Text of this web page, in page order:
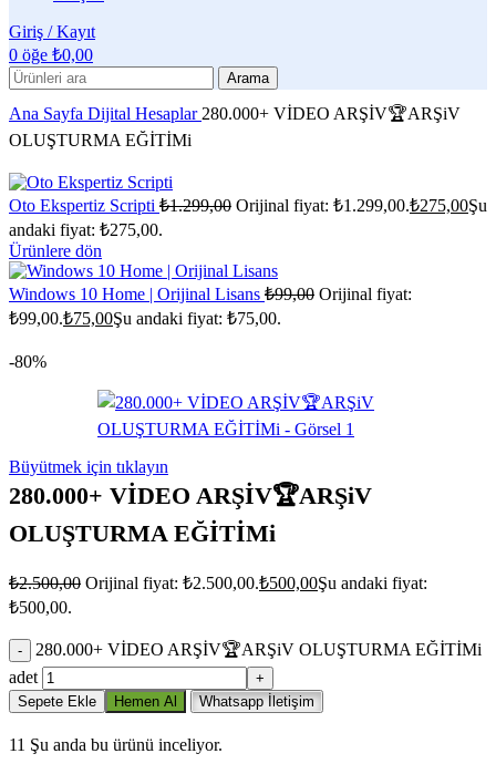
Giriş / Kayıt
0 öğe ₺0,00
Arama
Ana Sayfa Dijital Hesaplar 280.000+ VİDEO ARŞİV🏆ARŞiV
OLUŞTURMA EĞİTİMi
Oto Ekspertiz Scripti ₺1.299,00 Orijinal fiyat: ₺1.299,00.₺275,00Şu
andaki fiyat: ₺275,00.
Ürünlere dön
Windows 10 Home | Orijinal Lisans ₺99,00 Orijinal fiyat:
₺99,00.₺75,00Şu andaki fiyat: ₺75,00.
-80%
Büyütmek için tıklayın
280.000+ VİDEO ARŞİV🏆ARŞiV
OLUŞTURMA EĞİTİMi
₺2.500,00 Orijinal fiyat: ₺2.500,00.₺500,00Şu andaki fiyat:
₺500,00.
280.000+ VİDEO ARŞİV🏆ARŞiV OLUŞTURMA EĞİTİMi
adet
Sepete Ekle Hemen Al Whatsapp İletişim
11 Şu anda bu ürünü inceliyor.